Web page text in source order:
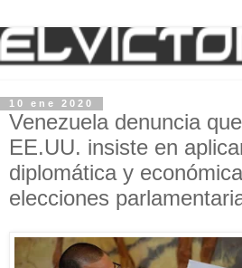
10 ene 2020
Venezuela denuncia
EE.UU. insiste en
diplomática y
elecciones